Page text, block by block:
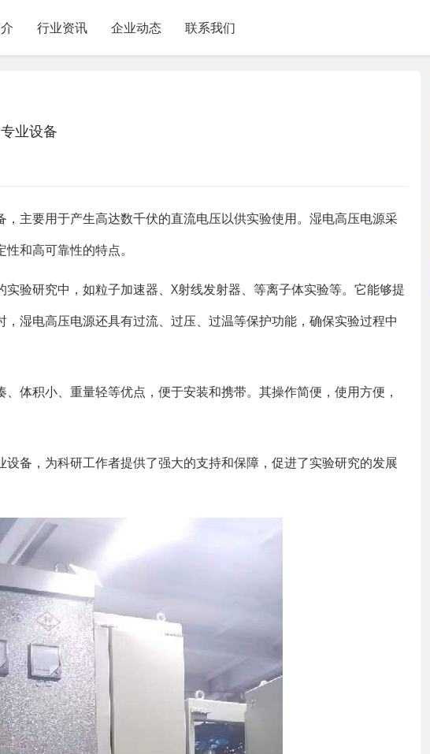
行业资讯 企业动态 联系我们
业设备
主要用于产生高达数千伏的直流电压以供实验使用。湿电高压电源采
和高可靠性的特点。
验研究中，如粒子加速器、X射线发射器、等离子体实验等。它能够提
湿电高压电源还具有过流、过压、过温等保护功能，确保实验过程中
体积小、重量轻等优点，便于安装和携带。其操作简便，使用方便，
备，为科研工作者提供了强大的支持和保障，促进了实验研究的发展